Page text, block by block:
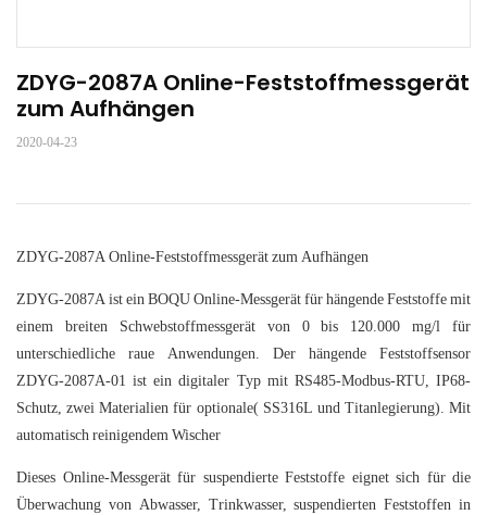
ZDYG-2087A Online-Feststoffmessgerät
zum Aufhängen
2020-04-23
ZDYG-2087A Online-Feststoffmessgerät zum Aufhängen
ZDYG-2087A ist ein BOQU Online-Messgerät für hängende Feststoffe mit
einem breiten Schwebstoffmessgerät von 0 bis 120.000 mg/l für
unterschiedliche raue Anwendungen. Der hängende Feststoffsensor
ZDYG-2087A-01 ist ein digitaler Typ mit RS485-Modbus-RTU, IP68-
Schutz, zwei Materialien für optionale( SS316L und Titanlegierung). Mit
automatisch reinigendem Wischer
Dieses Online-Messgerät für suspendierte Feststoffe eignet sich für die
Überwachung von Abwasser, Trinkwasser, suspendierten Feststoffen in